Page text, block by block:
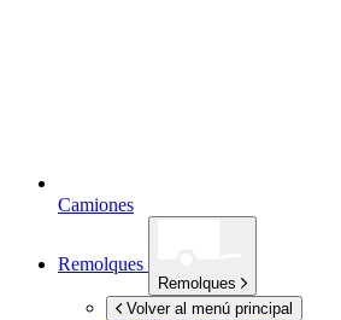
Camiones
Remolques
Remolques
Volver al menú principal